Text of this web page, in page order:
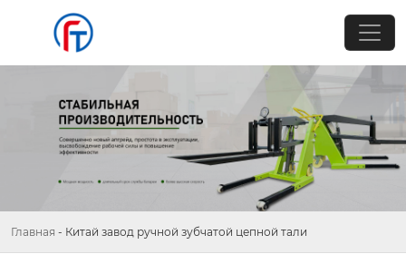
Главная - Китай завод ручной зубчатой цепной тали